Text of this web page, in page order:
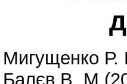
Мигущенко Р.
Балєв В. М